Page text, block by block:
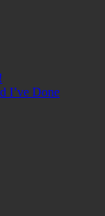
I’ve Done